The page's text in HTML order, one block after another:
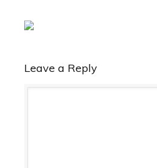
Leave a Reply